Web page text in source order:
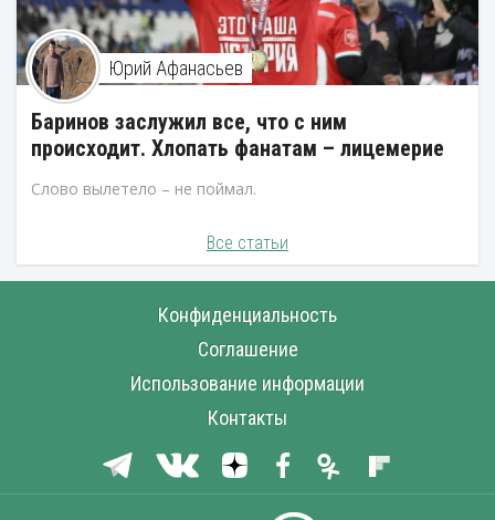
Юрий Афанасьев
Баринов заслужил все, что с ним
происходит. Хлопать фанатам – лицемерие
Слово вылетело – не поймал.
Все статьи
Конфиденциальность
Соглашение
Использование информации
Контакты